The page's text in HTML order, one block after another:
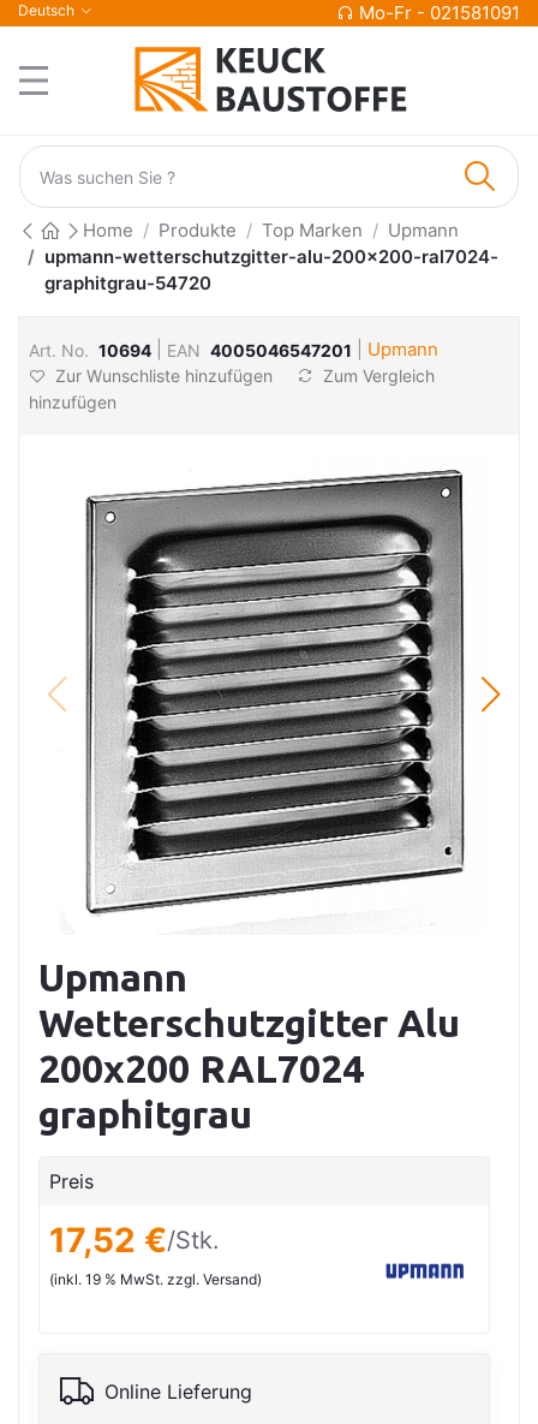
Deutsch Mo-Fr - 021581091
Home Produkte Top Marken
Upmann
upmann-wetterschutzgitter-alu-200x200-ral7024-
graphitgrau-54720
Art. No. 10694 EAN 4005046547201 Upmann
Zur Wunschliste hinzufügen
Zum Vergleich
hinzufügen
Upmann
Wetterschutzgitter Alu
200x200 RAL7024
graphitgrau
Preis
17,52 €/Stk.
(inkl. 19 % MwSt. zzgl. Versand)
Online Lieferung